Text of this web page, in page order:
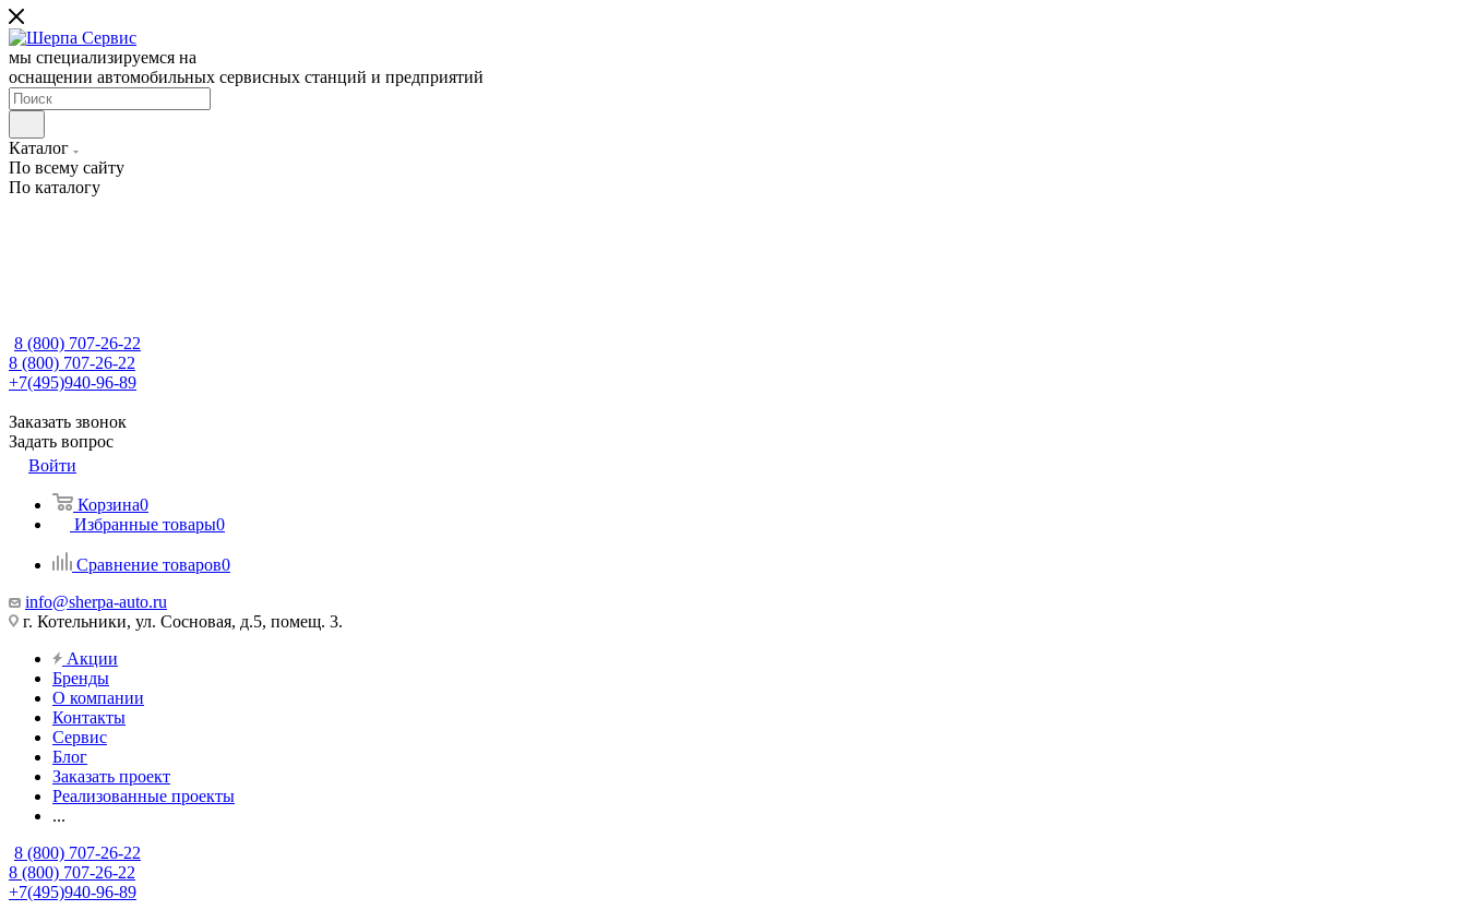
мы специализируемся на
оснащении автомобильных сервисных станций и предприятий
Каталог
По всему сайту
По каталогу
8 (800) 707-26-22
8 (800) 707-26-22
+7(495)940-96-89
Заказать звонок
Задать вопрос
Войти
Корзина0
Избранные товары0
Сравнение товаров0
info@sherpa-auto.ru
г. Котельники, ул. Сосновая, д.5, помещ. 3.
Акции
Бренды
О компании
Контакты
Сервис
Блог
Заказать проект
Реализованные проекты
...
8 (800) 707-26-22
8 (800) 707-26-22
+7(495)940-96-89